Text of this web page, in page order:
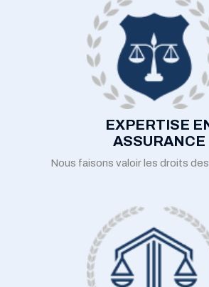
EXPERTISE
ASSURANCE
Nous faisons valoir les droits